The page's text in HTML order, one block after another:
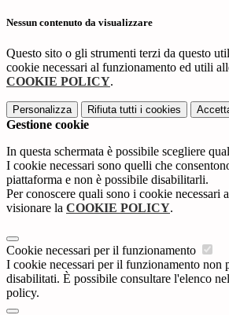
Nessun contenuto da visualizzare
Questo sito o gli strumenti terzi da questo
cookie necessari al funzionamento ed utili
COOKIE POLICY.
Personalizza Rifiuta tutti i cookies
Gestione cookie
In questa schermata è possibile scegliere
I cookie necessari sono quelli che
piattaforma e non è possibile disabilitarli.
Per conoscere quali sono i cookie necessari
visionare la COOKIE POLICY.
Cookie necessari per il funzionamento
I cookie necessari per il funzionamento non
disabilitati. È possibile consultare l'elenco
policy.